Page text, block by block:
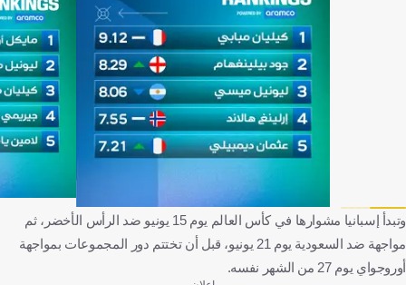
وتبدأ إسبانيا مشوارها في كأس العالم يوم 15 يونيو ضد الرأس الأخضر، ثم
مواجهة ضد السعودية يوم 21 يونيو، قبل أن تختتم دور المجموعات بمواجهة
أوروجواي يوم 27 من الشهر نفسه.